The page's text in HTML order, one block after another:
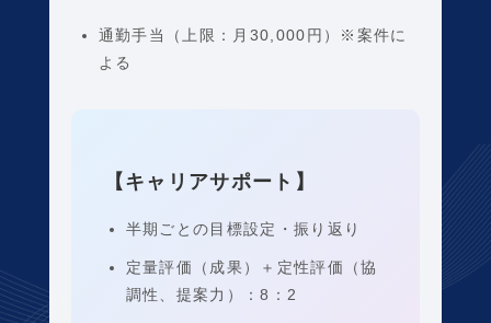
通勤手当（上限：月30,000円）※案件に
よる
【キャリアサポート】
半期ごとの目標設定・振り返り
定量評価（成果）＋定性評価（協
調性、提案力）：8：2